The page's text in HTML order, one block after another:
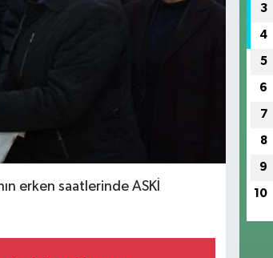
erken saatlerinde ASKİ
3
4
5
6
7
8
9
10